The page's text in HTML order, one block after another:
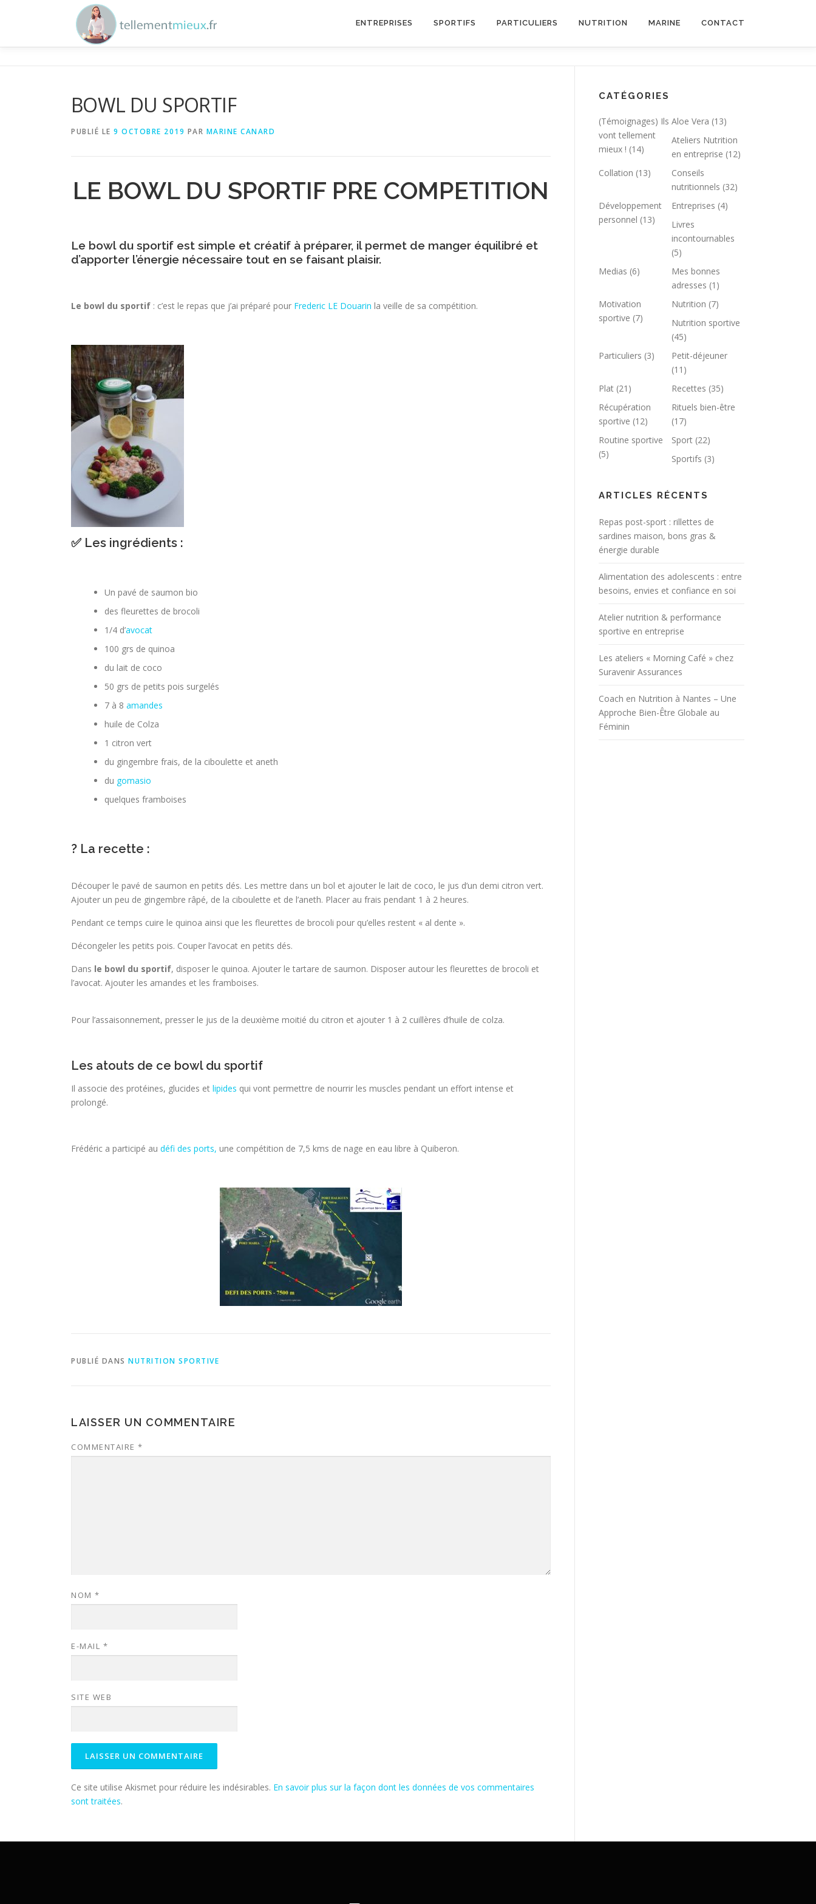
ENTREPRISES SPORTIFS PARTICULIERS NUTRITION MARINE CONTACT
BOWL DU SPORTIF
PUBLIÉ LE 9 OCTOBRE 2019 PAR MARINE CANARD
LE BOWL DU SPORTIF PRE COMPETITION
Le bowl du sportif est simple et créatif à préparer, il permet de manger équilibré et
d’apporter l’énergie nécessaire tout en se faisant plaisir.
Le bowl du sportif : c’est le repas que j’ai préparé pour Frederic LE Douarin la veille de sa compétition.
✅ Les ingrédients :
Un pavé de saumon bio
des fleurettes de brocoli
1/4 d’avocat
100 grs de quinoa
du lait de coco
50 grs de petits pois surgelés
7 à 8 amandes
huile de Colza
1 citron vert
du gingembre frais, de la ciboulette et aneth
du gomasio
quelques framboises
? La recette :
Découper le pavé de saumon en petits dés. Les mettre dans un bol et ajouter le lait de coco, le jus d’un demi citron vert.
Ajouter un peu de gingembre râpé, de la ciboulette et de l’aneth. Placer au frais pendant 1 à 2 heures.
Pendant ce temps cuire le quinoa ainsi que les fleurettes de brocoli pour qu’elles restent « al dente ».
Décongeler les petits pois. Couper l’avocat en petits dés.
Dans le bowl du sportif, disposer le quinoa. Ajouter le tartare de saumon. Disposer autour les fleurettes de brocoli et
l’avocat. Ajouter les amandes et les framboises.
Pour l’assaisonnement, presser le jus de la deuxième moitié du citron et ajouter 1 à 2 cuillères d’huile de colza.
Les atouts de ce bowl du sportif
Il associe des protéines, glucides et lipides qui vont permettre de nourrir les muscles pendant un effort intense et
prolongé.
Frédéric a participé au défi des ports, une compétition de 7,5 kms de nage en eau libre à Quiberon.
PUBLIÉ DANS NUTRITION SPORTIVE
LAISSER UN COMMENTAIRE
COMMENTAIRE *
NOM *
E-MAIL *
SITE WEB
Ce site utilise Akismet pour réduire les indésirables. En savoir plus sur la façon dont les données de vos commentaires
sont traitées.
CATÉGORIES
(Témoignages) Ils
vont tellement
mieux ! (14)
Aloe Vera (13)
Ateliers Nutrition
en entreprise (12)
Collation (13)
Conseils
nutritionnels (32)
Développement
personnel (13)
Entreprises (4)
Livres
incontournables
(5)
Medias (6)
Mes bonnes
adresses (1)
Motivation
sportive (7)
Nutrition (7)
Nutrition sportive
(45)
Particuliers (3)
Petit-déjeuner
(11)
Plat (21) Recettes (35)
Récupération
sportive (12)
Rituels bien-être
(17)
Routine sportive
(5)
Sport (22)
Sportifs (3)
ARTICLES RÉCENTS
Repas post-sport : rillettes de
sardines maison, bons gras &
énergie durable
Alimentation des adolescents : entre
besoins, envies et confiance en soi
Atelier nutrition & performance
sportive en entreprise
Les ateliers « Morning Café » chez
Suravenir Assurances
Coach en Nutrition à Nantes – Une
Approche Bien-Être Globale au
Féminin